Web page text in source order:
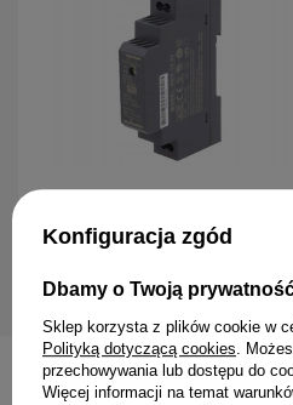
WELL HDR-15-24
INNE PRODUKTY
Konfiguracja zgód
Dbamy o Twoją
Sklep korzysta z plików cookie w
Polityką dotyczącą cookies.
przechowywania lub dostępu do
Więcej informacji na temat